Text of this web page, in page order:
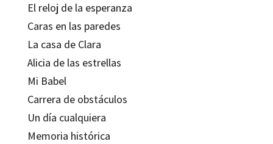
El reloj de la esperanza
Caras en las paredes
La casa de Clara
Alicia de las estrellas
Mi Babel
Carrera de obstáculos
Un día cualquiera
Memoria histórica